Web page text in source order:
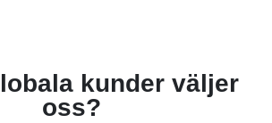
kunder väljer
oss?